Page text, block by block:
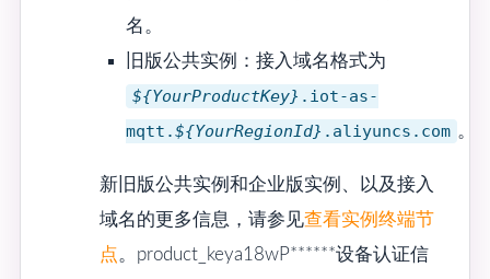
名。
旧版公共实例：接入域名格式为
${YourProductKey} .iot-as-
mqtt.${YourRegionId} .aliyuncs.com 。
新旧版公共实例和企业版实例、以及接入
域名的更多信息，请参见查看实例终端节
点。product_keya18wP******设备认证信